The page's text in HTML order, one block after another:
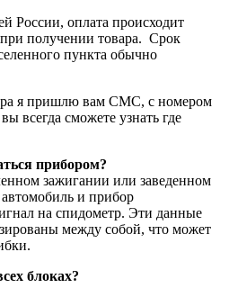
России, оплата происходит
получении товара. Срок
пункта обычно
я пришлю вам CMC, с номером
всегда сможете узнать где
прибором?
зажигании или заведенном
и прибор
на спидометр. Эти данные
между собой, что может
блоках?